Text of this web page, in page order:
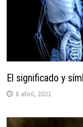
El significado y
8 abril, 2021